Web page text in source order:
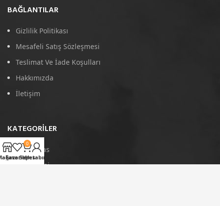
BAĞLANTILAR
Gizlilik Politikası
Mesafeli Satış Sözleşmesi
Teslimat Ve İade Koşulları
Hakkımızda
İletişim
KATEGORILER
4D Paspas
Port Bagaj
Favoriler
0
Sepet
Hesabım